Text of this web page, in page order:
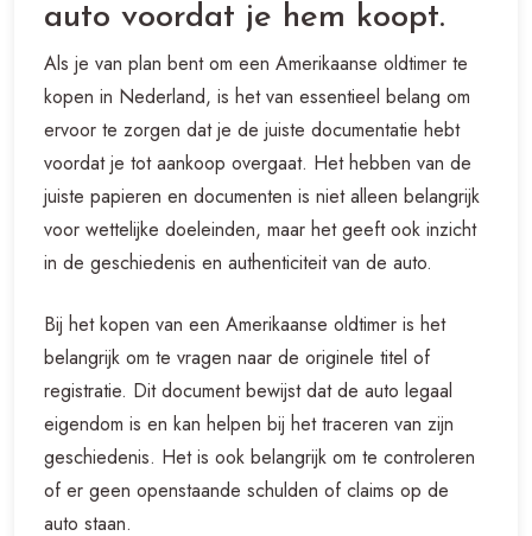
auto voordat je hem koopt.
Als je van plan bent om een Amerikaanse oldtimer te
kopen in Nederland, is het van essentieel belang om
ervoor te zorgen dat je de juiste documentatie hebt
voordat je tot aankoop overgaat. Het hebben van de
juiste papieren en documenten is niet alleen belangrijk
voor wettelijke doeleinden, maar het geeft ook inzicht
in de geschiedenis en authenticiteit van de auto.
Bij het kopen van een Amerikaanse oldtimer is het
belangrijk om te vragen naar de originele titel of
registratie. Dit document bewijst dat de auto legaal
eigendom is en kan helpen bij het traceren van zijn
geschiedenis. Het is ook belangrijk om te controleren
of er geen openstaande schulden of claims op de
auto staan.